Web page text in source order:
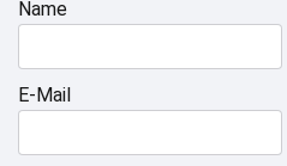
Name
E-Mail